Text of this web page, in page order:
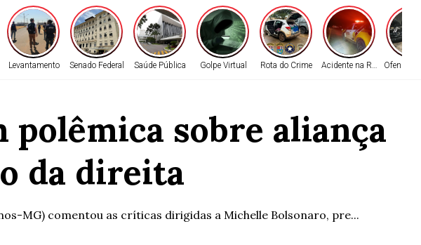
Levantamento Senado Federal Saúde Pública Golpe Virtual Rota do Crime Acidente na RodoviaOfensiva
sobre aliança
da direita
MG) comentou as críticas dirigidas a Michelle Bolsonaro, pre...